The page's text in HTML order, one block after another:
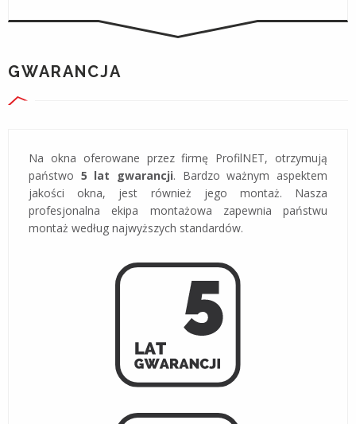
GWARANCJA
Na okna oferowane przez firmę ProfilNET, otrzymują
państwo 5 lat gwarancji. Bardzo ważnym aspektem
jakości okna, jest również jego montaż. Nasza
profesjonalna ekipa montażowa zapewnia państwu
montaż według najwyższych standardów.